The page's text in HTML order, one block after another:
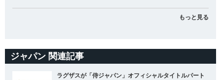
もっと見る
ジャパン 関連記事
ラグザスが「侍ジャパン」オフィシャルタイトルパート